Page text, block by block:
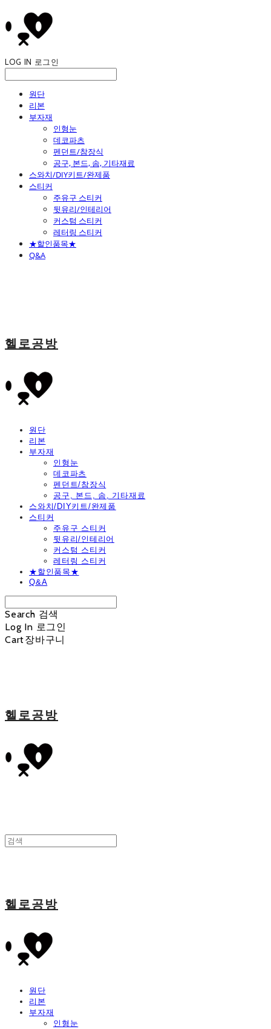
LOG IN 로그인
원단
리본
부자재
인형눈
데코파츠
펜던트/참장식
공구, 본드, 솜, 기타재료
스와치/DIY키트/완제품
스티커
주유구 스티커
뒷유리/인테리어
커스텀 스티커
레터링 스티커
★할인품목★
Q&A
헬로공방
원단
리본
부자재
인형눈
데코파츠
펜던트/참장식
공구, 본드, 솜, 기타재료
스와치/DIY키트/완제품
스티커
주유구 스티커
뒷유리/인테리어
커스텀 스티커
레터링 스티커
★할인품목★
Q&A
Search 검색
Log In 로그인
Cart장바구니
헬로공방
헬로공방
원단
리본
부자재
인형눈